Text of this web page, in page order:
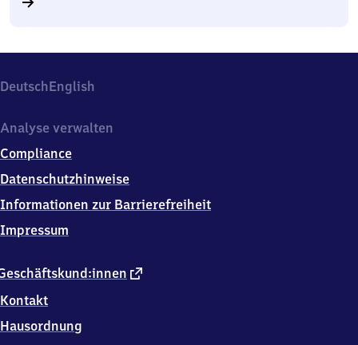
DeutschEnglish
externer
Kontakt
Hausordnung
Analyse verwalten
Compliance
Datenschutzhinweise
Informationen zur Barrierefreiheit
Impressum